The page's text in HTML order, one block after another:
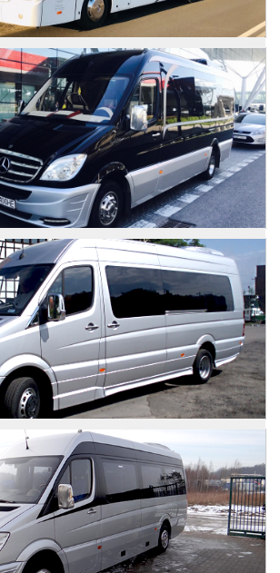
Atego
Sprinter
Zdjęcia
Sprinter
Zdjęcia
Zdjęcia